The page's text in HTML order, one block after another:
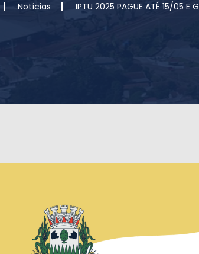
Notícias IPTU 2025 PAGUE ATÉ 15/05 E